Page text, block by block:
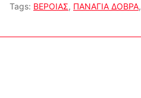
Tags: ΒΕΡΟΙΑΣ, ΠΑΝΑΓΙΑ ΔΟΒΡΑ,